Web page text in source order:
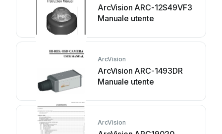
ArcVision ARC-12S49VF3
Manuale utente
ArcVision
ArcVision ARC-1493DR
Manuale utente
ArcVision